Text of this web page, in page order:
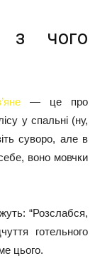
з чого
— це про
у спальні (ну,
суворо, але в
воно мовчки
“Розслабся,
готельного
цього.